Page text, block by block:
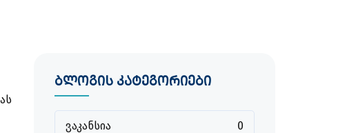
ბლოგის კატეგორიები
ვაკანსია 0